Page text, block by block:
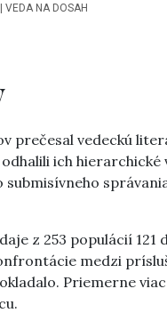
VEDA NA DOSAH
prečesal vedeckú
ich hierarchické
z 253 populácií
medzi
Priemerne